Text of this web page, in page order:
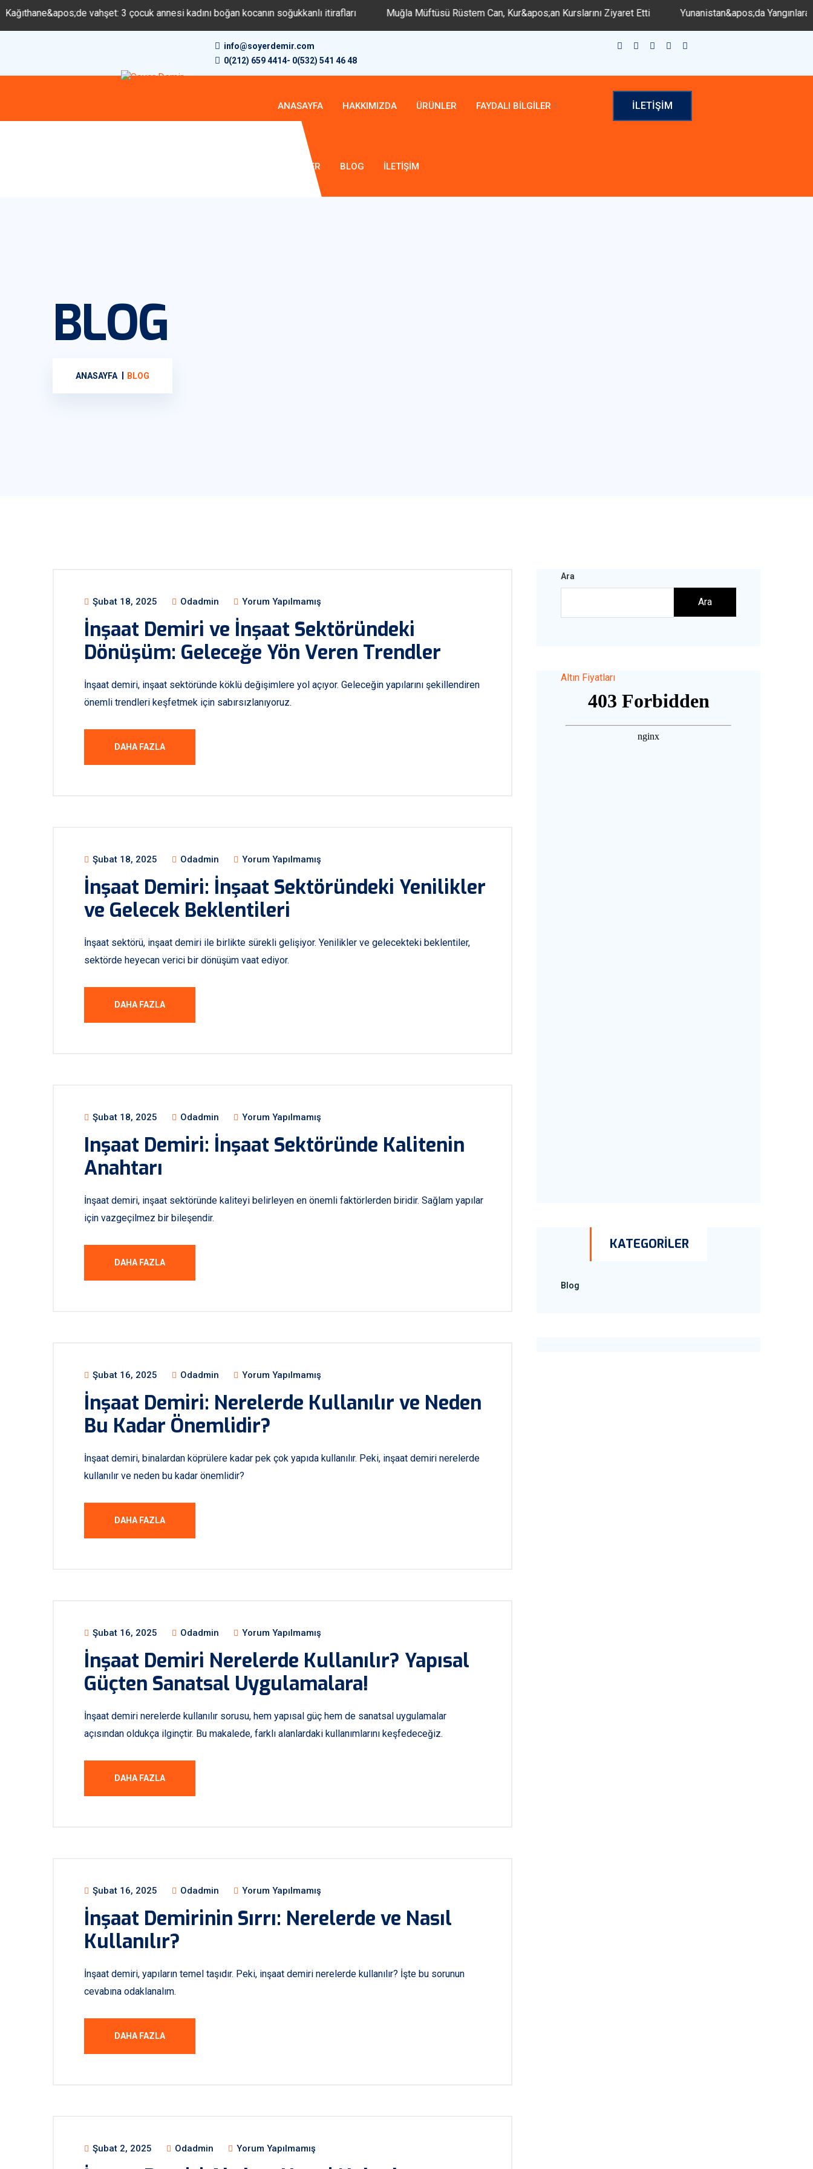
vahşet: 3 çocuk annesi kadını boğan kocanın soğukkanlı itirafları Muğla Müftüsü Rüstem Can, Kur&apos;an Kurslarını Ziyaret Etti Yunanistan&apos;da Yangınlara 3 Gözaltı
info@soyerdemir.com
0(212) 659 4414- 0(532) 541 46 48
İLETIŞIM
ANASAYFA HAKKIMIZDA ÜRÜNLER FAYDALI BILGILER
BELGELER BLOG İLETIŞIM
BLOG
ANASAYFA BLOG
Şubat 18, 2025 Odadmin Yorum Yapılmamış
İnşaat Demiri ve İnşaat Sektöründeki
Dönüşüm: Geleceğe Yön Veren Trendler
İnşaat demiri, inşaat sektöründe köklü değişimlere yol açıyor. Geleceğin yapılarını şekillendiren
önemli trendleri keşfetmek için sabırsızlanıyoruz.
DAHA FAZLA
Şubat 18, 2025 Odadmin Yorum Yapılmamış
İnşaat Demiri: İnşaat Sektöründeki Yenilikler
ve Gelecek Beklentileri
İnşaat sektörü, inşaat demiri ile birlikte sürekli gelişiyor. Yenilikler ve gelecekteki beklentiler,
sektörde heyecan verici bir dönüşüm vaat ediyor.
DAHA FAZLA
Şubat 18, 2025 Odadmin Yorum Yapılmamış
Inşaat Demiri: İnşaat Sektöründe Kalitenin
Anahtarı
İnşaat demiri, inşaat sektöründe kaliteyi belirleyen en önemli faktörlerden biridir. Sağlam yapılar
için vazgeçilmez bir bileşendir.
DAHA FAZLA
Şubat 16, 2025 Odadmin Yorum Yapılmamış
İnşaat Demiri: Nerelerde Kullanılır ve Neden
Bu Kadar Önemlidir?
İnşaat demiri, binalardan köprülere kadar pek çok yapıda kullanılır. Peki, inşaat demiri nerelerde
kullanılır ve neden bu kadar önemlidir?
DAHA FAZLA
Şubat 16, 2025 Odadmin Yorum Yapılmamış
İnşaat Demiri Nerelerde Kullanılır? Yapısal
Güçten Sanatsal Uygulamalara!
İnşaat demiri nerelerde kullanılır sorusu, hem yapısal güç hem de sanatsal uygulamalar
açısından oldukça ilginçtir. Bu makalede, farklı alanlardaki kullanımlarını keşfedeceğiz.
DAHA FAZLA
Şubat 16, 2025 Odadmin Yorum Yapılmamış
İnşaat Demirinin Sırrı: Nerelerde ve Nasıl
Kullanılır?
İnşaat demiri, yapıların temel taşıdır. Peki, inşaat demiri nerelerde kullanılır? İşte bu sorunun
cevabına odaklanalım.
DAHA FAZLA
Şubat 2, 2025 Odadmin Yorum Yapılmamış
Ara
Ara
Altın Fiyatları
KATEGORİLER
Blog